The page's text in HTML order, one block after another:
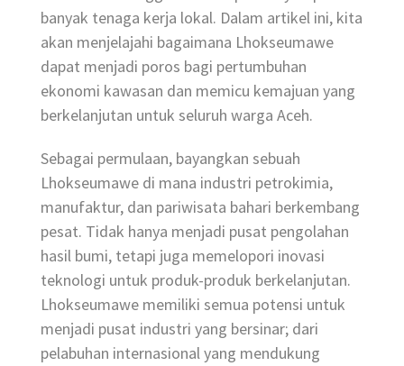
banyak tenaga kerja lokal. Dalam artikel ini, kita
akan menjelajahi bagaimana Lhokseumawe
dapat menjadi poros bagi pertumbuhan
ekonomi kawasan dan memicu kemajuan yang
berkelanjutan untuk seluruh warga Aceh.
Sebagai permulaan, bayangkan sebuah
Lhokseumawe di mana industri petrokimia,
manufaktur, dan pariwisata bahari berkembang
pesat. Tidak hanya menjadi pusat pengolahan
hasil bumi, tetapi juga memelopori inovasi
teknologi untuk produk-produk berkelanjutan.
Lhokseumawe memiliki semua potensi untuk
menjadi pusat industri yang bersinar; dari
pelabuhan internasional yang mendukung